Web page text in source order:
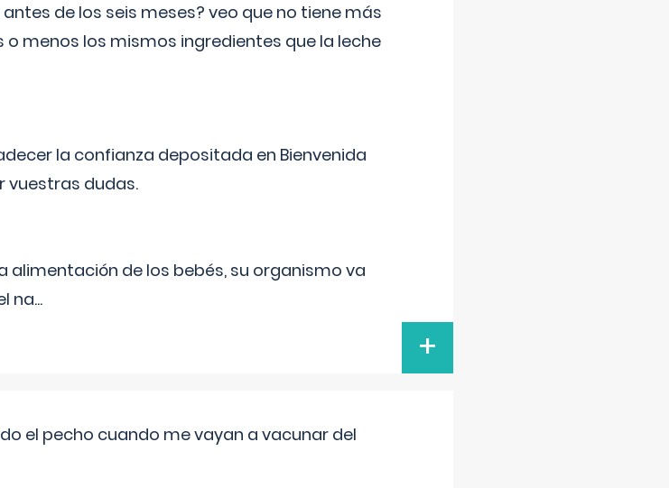
de los seis meses? veo que no tiene más
menos los mismos ingredientes que la leche
la confianza depositada en Bienvenida
vuestras dudas.
alimentación de los bebés, su organismo va
na...
+
el pecho cuando me vayan a vacunar del